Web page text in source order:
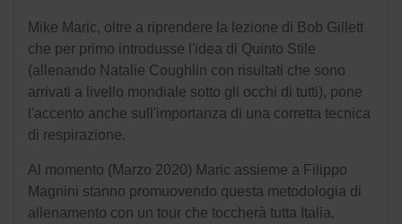
Mike Maric, oltre a riprendere la lezione di Bob Gillett
che per primo introdusse l'idea di Quinto Stile
(allenando Natalie Coughlin con risultati che sono
arrivati a livello mondiale sotto gli occhi di tutti), pone
l'accento anche sull'importanza di una corretta tecnica
di respirazione.
Al momento (Marzo 2020) Maric assieme a Filippo
Magnini stanno promuovendo questa metodologia di
allenamento con un tour che toccherà tutta Italia.